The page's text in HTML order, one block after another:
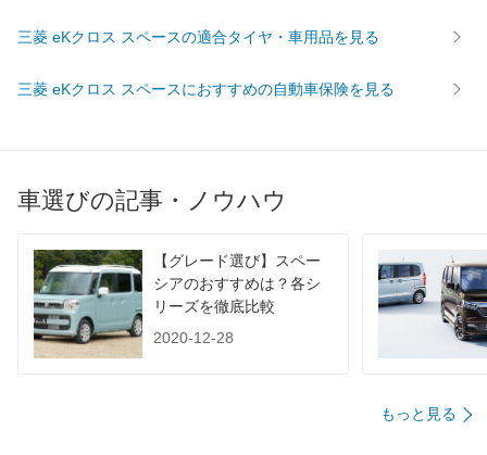
WLTC 20.9km/L 19km/L 20.9km/
WLTC/郊外 22.1km/L 20.5km/L
1015 -
装備オプション 装備詳細を見る 装備詳細を見る 装備
三菱 eKクロス スペースの適合タイヤ・車用品を見る
三菱 eKクロス スペースにおすすめの自動車保険を見る
車選びの記事・ノウハウ
【グレード選び】スペー
シアのおすすめは？各シ
リーズを徹底比較
2020-12-28
もっと見る